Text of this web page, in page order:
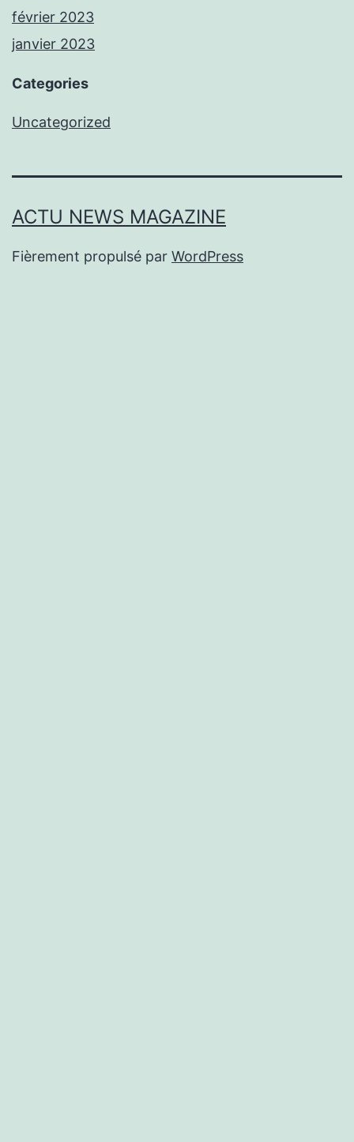
février 2023
janvier 2023
Categories
Uncategorized
ACTU NEWS MAGAZINE
Fièrement propulsé par WordPress